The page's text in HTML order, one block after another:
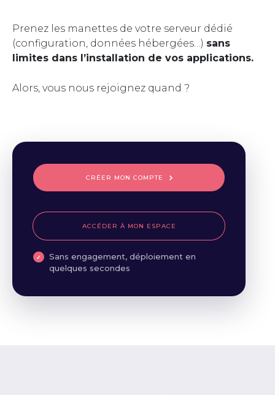
Prenez les manettes de votre serveur dédié
(configuration, données hébergées…) sans
limites dans l’installation de vos applications.
Alors, vous nous rejoignez quand ?
CRÉER MON COMPTE
ACCÉDER À MON ESPACE
Sans engagement, déploiement en
quelques secondes